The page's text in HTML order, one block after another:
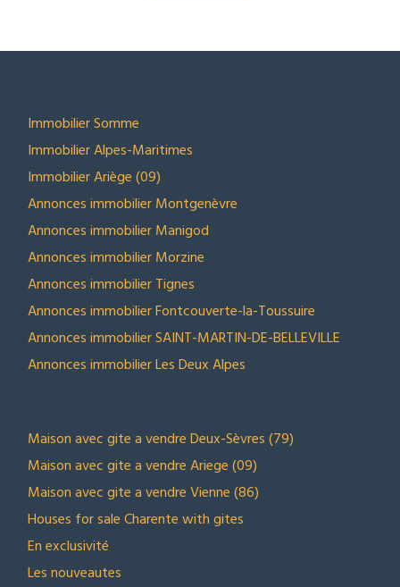
Immobilier Somme
Immobilier Alpes-Maritimes
Immobilier Ariège (09)
Annonces immobilier Montgenèvre
Annonces immobilier Manigod
Annonces immobilier Morzine
Annonces immobilier Tignes
Annonces immobilier Fontcouverte-la-Toussuire
Annonces immobilier SAINT-MARTIN-DE-BELLEVILLE
Annonces immobilier Les Deux Alpes
Maison avec gite a vendre Deux-Sèvres (79)
Maison avec gite a vendre Ariege (09)
Maison avec gite a vendre Vienne (86)
Houses for sale Charente with gites
En exclusivité
Les nouveautes